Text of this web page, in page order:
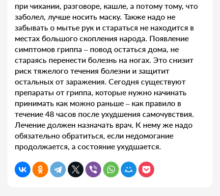
при чихании, разговоре, кашле, а потому тому, что
заболел, лучше носить маску. Также надо не
забывать о мытье рук и стараться не находится в
местах большого скопления народа. Появление
симптомов гриппа – повод остаться дома, не
стараясь перенести болезнь на ногах. Это снизит
риск тяжелого течения болезни и защитит
остальных от заражения. Сегодня существуют
препараты от гриппа, которые нужно начинать
принимать как можно раньше – как правило в
течение 48 часов после ухудшения самочувствия.
Лечение должен назначать врач. К нему же надо
обязательно обратиться, если недомогание
продолжается, а состояние ухудшается.